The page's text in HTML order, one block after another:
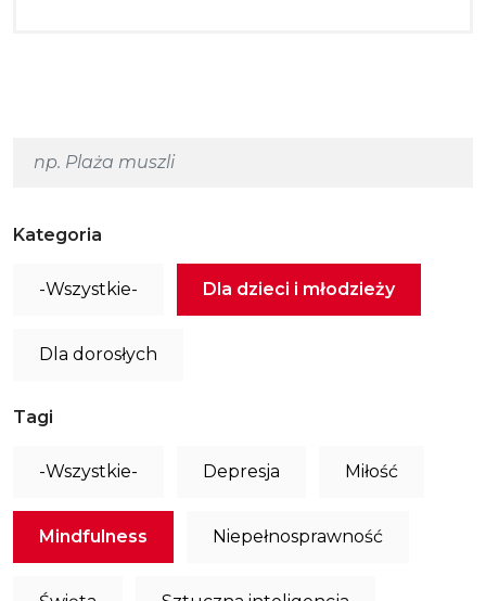
Kategoria
-Wszystkie- Dla dzieci i młodzieży
Dla dorosłych
Tagi
-Wszystkie- Depresja Miłość
Mindfulness Niepełnosprawność